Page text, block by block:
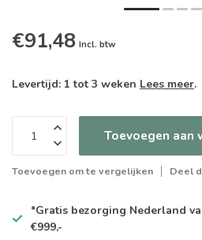
€91,48 Incl. btw
Levertijd: 1 tot 3 weken Lees meer.
Toevoegen aan
Toevoegen om te vergelijken Deel
*Gratis bezorging Nederland
€999,-